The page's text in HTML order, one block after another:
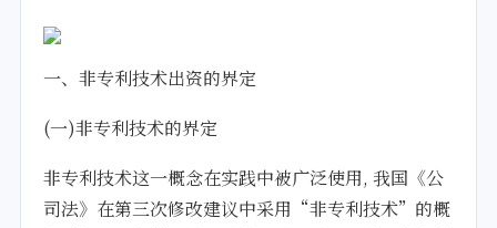
一、非专利技术出资的界定
(一)非专利技术的界定
非专利技术这一概念在实践中被广泛使用, 我国《公
司法》在第三次修改建议中采用“非专利技术”的概